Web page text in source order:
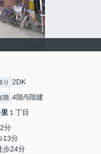
り 2DK
階 4階/5階建
１丁目
分
13分
歩24分